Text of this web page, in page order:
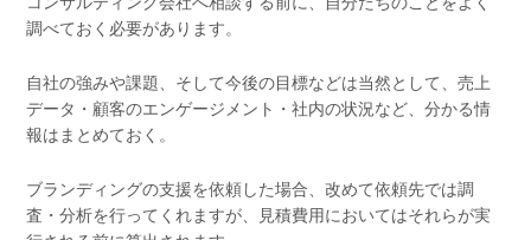
調べておく必要があります。
自社の強みや課題、そして今後の目標などは当然として、売上
データ・顧客のエンゲージメント・社内の状況など、分かる情
報はまとめておく。
ブランディングの支援を依頼した場合、改めて依頼先では調
査・分析を行ってくれますが、見積費用においてはそれらが実